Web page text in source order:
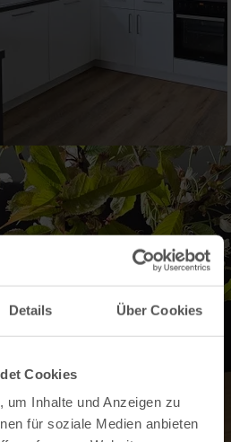
Details Über Cookies
Cookies
um Inhalte und Anzeigen zu
für soziale Medien anbieten